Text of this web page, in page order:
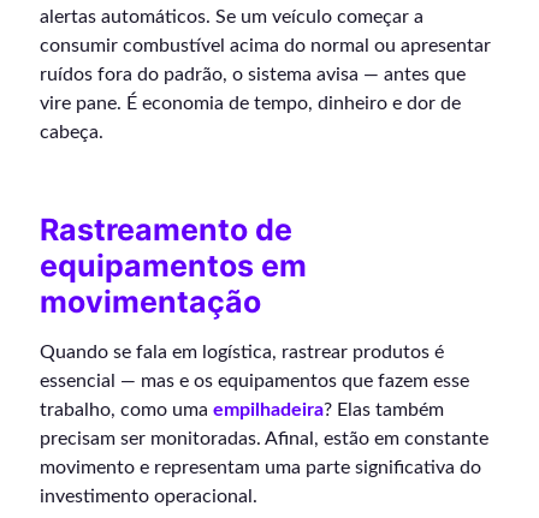
alertas automáticos. Se um veículo começar a
consumir combustível acima do normal ou apresentar
ruídos fora do padrão, o sistema avisa — antes que
vire pane. É economia de tempo, dinheiro e dor de
cabeça.
Rastreamento de
equipamentos em
movimentação
Quando se fala em logística, rastrear produtos é
essencial — mas e os equipamentos que fazem esse
trabalho, como uma empilhadeira? Elas também
precisam ser monitoradas. Afinal, estão em constante
movimento e representam uma parte significativa do
investimento operacional.